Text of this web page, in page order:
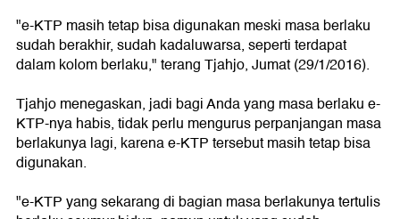
"e-KTP masih tetap bisa digunakan meski masa berlaku
sudah berakhir, sudah kadaluwarsa, seperti terdapat
dalam kolom berlaku," terang Tjahjo, Jumat (29/1/2016).
Tjahjo menegaskan, jadi bagi Anda yang masa berlaku e-
KTP-nya habis, tidak perlu mengurus perpanjangan masa
berlakunya lagi, karena e-KTP tersebut masih tetap bisa
digunakan.
"e-KTP yang sekarang di bagian masa berlakunya tertulis